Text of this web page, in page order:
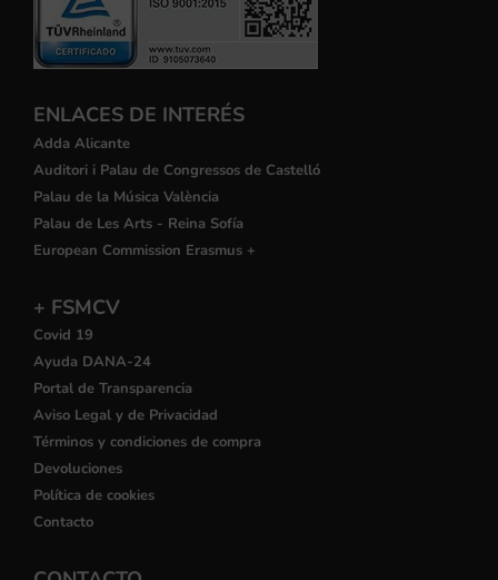
ENLACES DE INTERÉS
Adda Alicante
Auditori i Palau de Congressos de Castelló
Palau de la Música València
Palau de Les Arts - Reina Sofía
European Commission Erasmus +
+ FSMCV
Covid 19
Ayuda DANA-24
Portal de Transparencia
Aviso Legal y de Privacidad
Términos y condiciones de compra
Devoluciones
Política de cookies
Contacto